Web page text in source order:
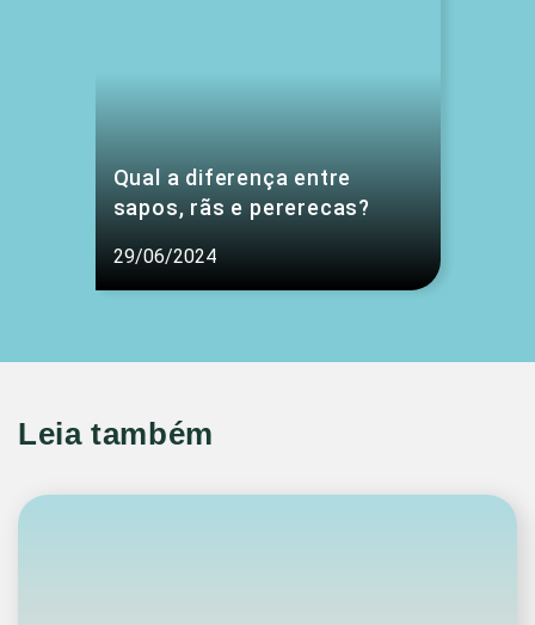
Qual a diferença entre
sapos, rãs e pererecas?
29/06/2024
Leia também